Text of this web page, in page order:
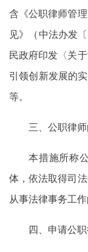
含《公职律师管
见》（中法办发
民政府印发〈关
引领创新发展的
等。
三、公职律
本措施所称
体，依法取得司
从事法律事务工作
四、申请公